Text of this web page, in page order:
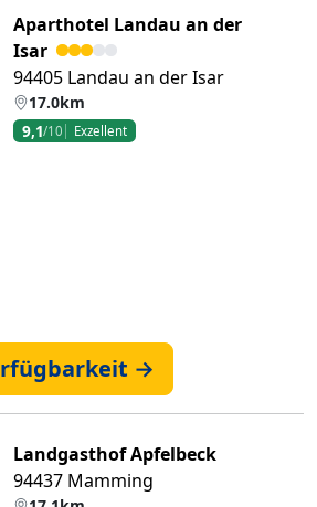
Aparthotel Landau an der
Isar
94405 Landau an der Isar
17.0km
9,1/10 Exzellent
→
Landgasthof Apfelbeck
94437 Mamming